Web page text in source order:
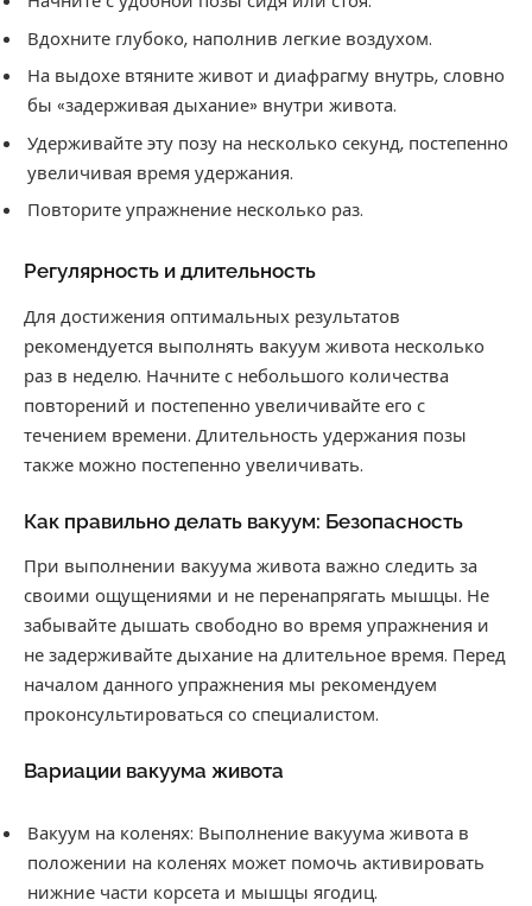
Вдохните глубоко, наполнив легкие воздухом.
На выдохе втяните живот и диафрагму внутрь, словно
бы «задерживая дыхание» внутри живота.
Удерживайте эту позу на несколько секунд, постепенно
увеличивая время удержания.
Повторите упражнение несколько раз.
Регулярность и длительность
Для достижения оптимальных результатов
рекомендуется выполнять вакуум живота несколько
раз в неделю. Начните с небольшого количества
повторений и постепенно увеличивайте его с
течением времени. Длительность удержания позы
также можно постепенно увеличивать.
Как правильно делать вакуум: Безопасность
При выполнении вакуума живота важно следить за
своими ощущениями и не перенапрягать мышцы. Не
забывайте дышать свободно во время упражнения и
не задерживайте дыхание на длительное время. Перед
началом данного упражнения мы рекомендуем
проконсультироваться со специалистом.
Вариации вакуума живота
Вакуум на коленях: Выполнение вакуума живота в
положении на коленях может помочь активировать
нижние части корсета и мышцы ягодиц.